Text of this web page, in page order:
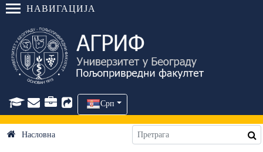
НАВИГАЦИЈА
Срп
Насловна